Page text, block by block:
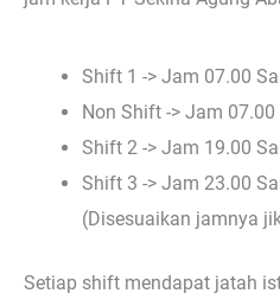
Shift 1 -> Jam 07.00
Non Shift -> Jam
Shift 2 -> Jam 19.00
Shift 3 -> Jam 23.00
(Disesuaikan jamnya
Setiap shift mendapat jatah